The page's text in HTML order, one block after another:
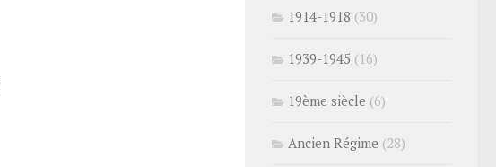
1914-1918 (30)
1939-1945 (16)
19ème siècle (6)
Ancien Régime (28)